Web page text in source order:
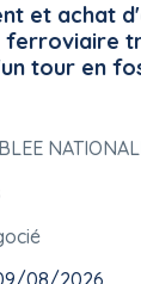
et achat
ferroviaire
tour en
08/2026